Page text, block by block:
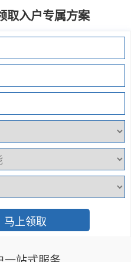
取入户专属方案